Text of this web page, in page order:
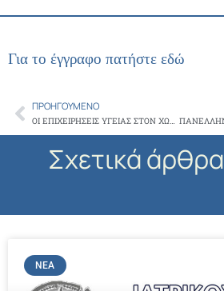
Για το έγγραφο πατήστε εδώ
Prev
ΠΡΟΗΓΟΎΜΕΝΟ
ΟΙ ΕΠΙΧΕΙΡΗΣΕΙΣ ΥΓΕΙΑΣ ΣΤΟΝ ΧΩΡΟ ΤΗΣ ΠΡΩΤΟΒΑΘΜΙΑΣ ΠΕΡΙΘΑΛΨΗΣ
Σχετικά άρθρα
ΝΈΑ